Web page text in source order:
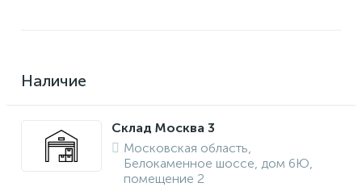
Наличие
Склад Москва 3
Московская область,
Белокаменное шоссе, дом 6Ю,
помещение 2